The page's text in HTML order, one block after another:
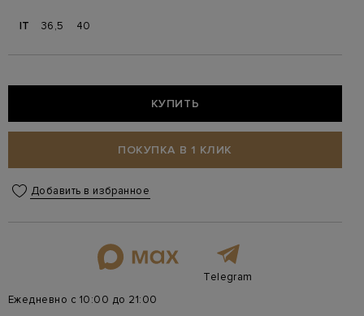
IT 36,5 40
КУПИТЬ
ПОКУПКА В 1 КЛИК
Добавить в избранное
Telegram
Ежедневно с 10:00 до 21:00